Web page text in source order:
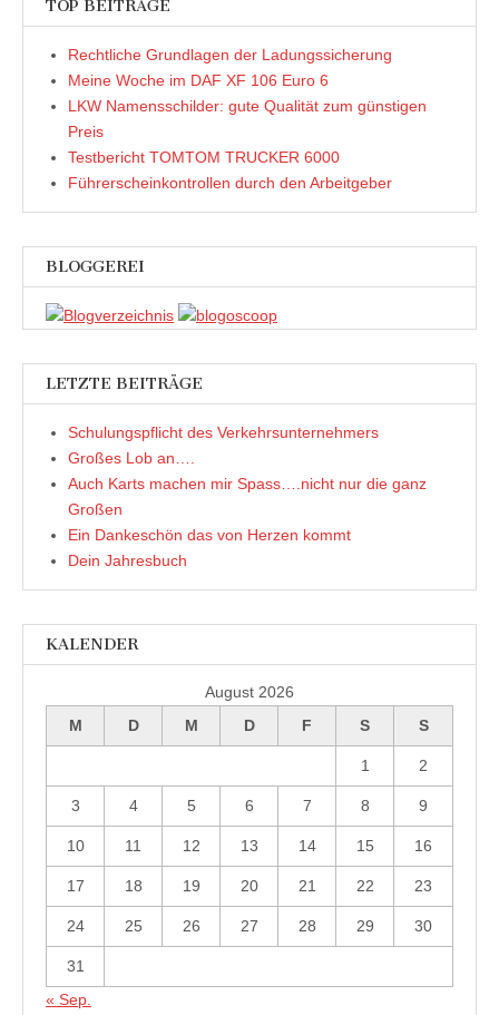
s
t
r
e
f
t
s
t
r
e
ö
f
f
n
e
t
)
i
r
i
n
u
F
e
n
s
e
g
e
ö
f
n
e
n
t
r
e
f
n
e
t
TOP BEITRÄGE
Rechtliche Grundlagen der Ladungssicherung
Meine Woche im DAF XF 106 Euro 6
LKW Namensschilder: gute Qualität zum günstigen
Preis
Testbericht TOMTOM TRUCKER 6000
Führerscheinkontrollen durch den Arbeitgeber
BLOGGEREI
LETZTE BEITRÄGE
Schulungspflicht des Verkehrsunternehmers
Großes Lob an….
Auch Karts machen mir Spass….nicht nur die ganz
Großen
Ein Dankeschön das von Herzen kommt
Dein Jahresbuch
KALENDER
August 2026
M
D M D F S S
1 2
3 4 5 6 7 8 9
10 11 12 13 14 15 16
17 18 19 20 21 22 23
24 25 26 27 28 29 30
31
« Sep.